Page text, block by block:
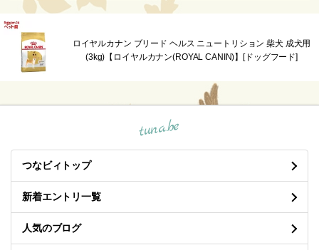
ロイヤルカナン ブリード ヘルス ニュートリション 柴犬 成犬用
(3kg)【ロイヤルカナン(ROYAL CANIN)】[ドッグフード]
tuna.be
つなビィトップ
新着エントリ一覧
人気のブログ